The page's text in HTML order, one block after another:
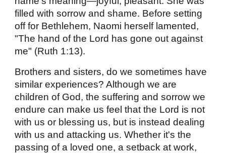
filled with sorrow and shame. Before setting
off for Bethlehem, Naomi herself lamented,
"The hand of the Lord has gone out against
me" (Ruth 1:13).
Brothers and sisters, do we sometimes have
similar experiences? Although we are
children of God, the suffering and sorrow we
endure can make us feel that the Lord is not
with us or blessing us, but is instead dealing
with us and attacking us. Whether it's the
passing of a loved one, a setback at work,